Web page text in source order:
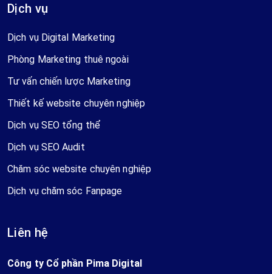
Dịch vụ
Dịch vụ Digital Marketing
Phòng Marketing thuê ngoài
Tư vấn chiến lược Marketing
Thiết kế website chuyên nghiệp
Dịch vụ SEO tổng thể
Dịch vụ SEO Audit
Chăm sóc website chuyên nghiệp
Dịch vụ chăm sóc Fanpage
Liên hệ
Công ty Cổ phần Pima Digital